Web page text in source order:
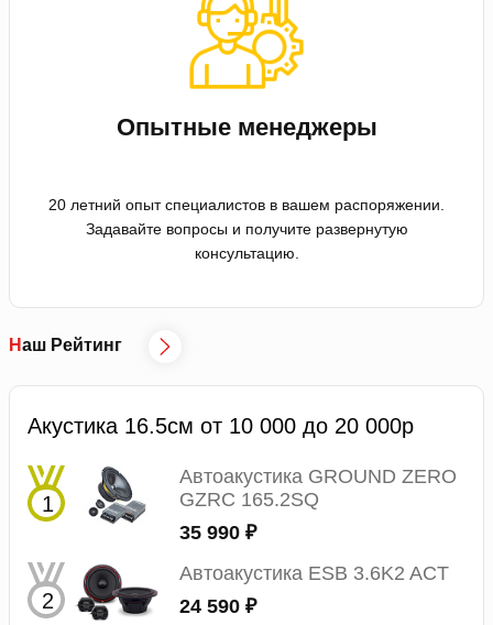
Опытные менеджеры
20 летний опыт специалистов в вашем распоряжении.
Задавайте вопросы и получите развернутую
консультацию.
Наш Рейтинг
Акустика 16.5см от 10 000 до 20 000р
Автоакустика GROUND ZERO
GZRC 165.2SQ
35 990 ₽
Автоакустика ESB 3.6K2 ACT
24 590 ₽